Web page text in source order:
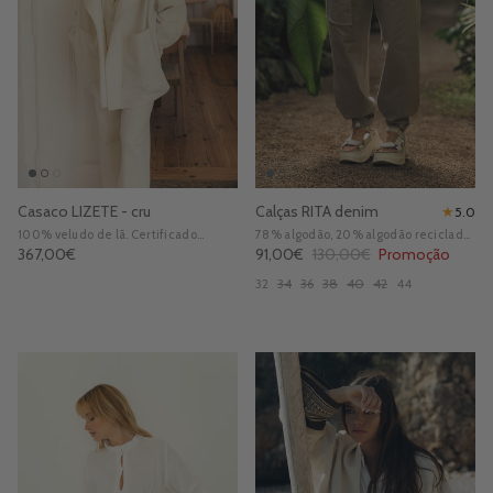
Casaco LIZETE - cru
100% veludo de lã. Certificado
OEKO-TEX
Preço normal
367,00€
Calças RITA denim ★ 5.0
78% algodão, 20% algodão reciclado
pré-consumo e 2% elastano.
Certificado GOTS
Preço de venda
91,00€ Preço normal
130,00€ Promoção
32 34 36 38 40 42 44